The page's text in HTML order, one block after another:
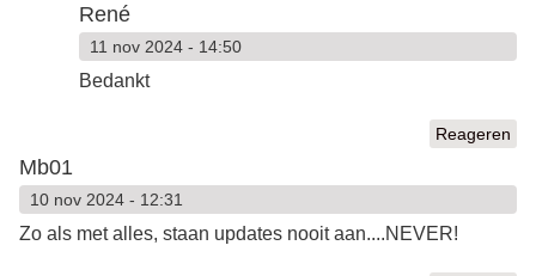
René
11 nov 2024 - 14:50
Bedankt
Reageren
Mb01
10 nov 2024 - 12:31
Zo als met alles, staan updates nooit aan....NEVER!